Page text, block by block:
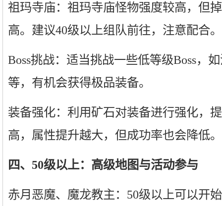
祖玛寺庙：祖玛寺庙怪物强度较高，但
高。建议40级以上组队前往，注意配合。
Boss挑战：适当挑战一些低等级Boss，
等，有机会获得极品装备。
装备强化：利用矿石对装备进行强化，
高，属性提升越大，但成功率也会降低。
四、50级以上：高级地图与活动参与
赤月恶魔、魔龙教主：50级以上可以开